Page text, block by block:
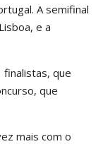
A semifinal
e a
finalistas, que
que
mais com o